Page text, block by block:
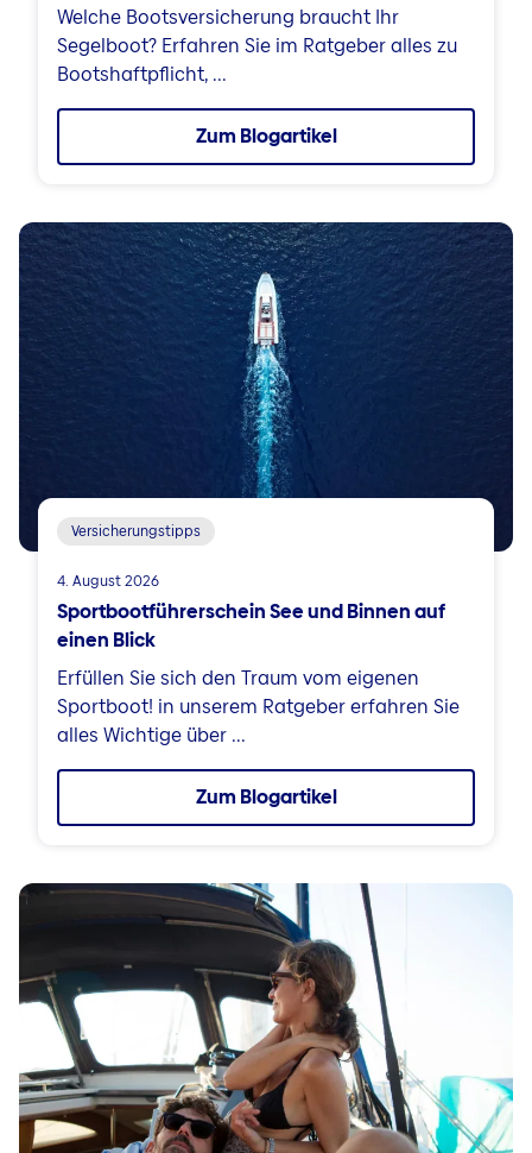
Welche Bootsversicherung braucht Ihr
Segelboot? Erfahren Sie im Ratgeber alles zu
Bootshaftpflicht, ...
Zum Blogartikel
Versicherungstipps
4. August 2026
Sportbootführerschein See und Binnen auf
einen Blick
Erfüllen Sie sich den Traum vom eigenen
Sportboot! in unserem Ratgeber erfahren Sie
alles Wichtige über ...
Zum Blogartikel